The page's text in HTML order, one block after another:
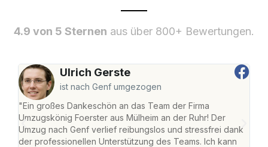
4.9 von 5 Sternen aus über 800+ Bewertungen.
Ulrich Gerste
ist nach Genf umgezogen
"Ein großes Dankeschön an das Team der Firma
Umzugskönig Foerster aus Mülheim an der Ruhr! Der
Umzug nach Genf verlief reibungslos und stressfrei dank
der professionellen Unterstützung des Teams. Ich kann